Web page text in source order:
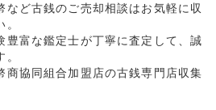
など古銭のご売却相談はお気軽に収
豊富な鑑定士が丁寧に査定して、誠
商協同組合加盟店の古銭専門店収集